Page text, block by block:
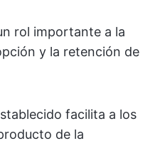
rol importante a la
y la retención de
facilita a los
de la